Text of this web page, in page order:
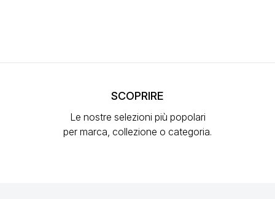
SCOPRIRE
Le nostre selezioni più popolari
per marca, collezione o categoria.